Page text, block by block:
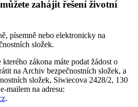
zahájit řešení životní
písemně nebo elektronicky na
složek.
zákona máte podat žádost o
na Archiv bezpečnostních složek, a
složek, Siwiecova 2428/2, 130
mailem na adresu:
.